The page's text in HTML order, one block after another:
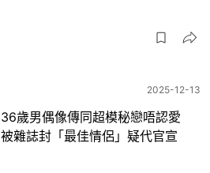
2025-12-13
36歲男偶像傳同超模秘戀唔認愛
被雜誌封「最佳情侶」疑代官宣